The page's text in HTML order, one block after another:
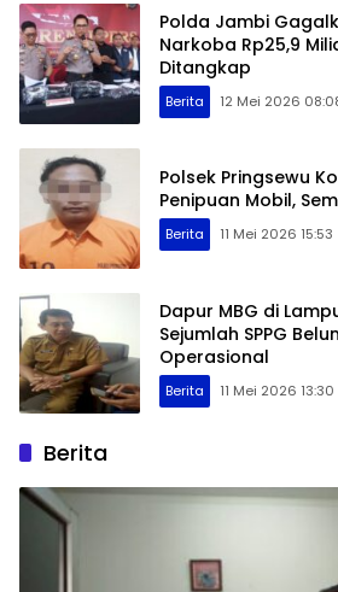
Polda Jambi
Narkoba Rp25,9
Ditangkap
Berita 12 Mei 2026
Polsek Pringsewu
Penipuan Mobil,
Berita 11 Mei 2026 15:53
Dapur MBG di
Sejumlah SPPG
Operasional
Berita 11 Mei 2026 13:30
Berita